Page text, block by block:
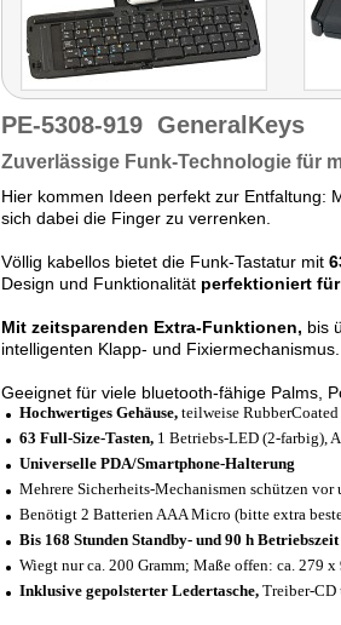
PE-5308-919 GeneralKeys
Zuverlässige Funk-Technologie für
Hier kommen Ideen perfekt zur Entfaltung:
sich dabei die Finger zu verrenken.
Völlig kabellos bietet die Funk-Tastatur mit
Design und Funktionalität perfektioniert
Mit zeitsparenden Extra-Funktionen, bis
intelligenten Klapp- und Fixiermechanismus.
Geeignet für viele bluetooth-fähige Palms,
Hochwertiges Gehäuse, teilweise RubberCoated
63 Full-Size-Tasten, 1 Betriebs-LED (2-farbig),
Universelle PDA/Smartphone-Halterung
Mehrere Sicherheits-Mechanismen schützen
Benötigt 2 Batterien AAA Micro (bitte extra
Bis 168 Stunden Standby- und 90 h Betriebszeit
Wiegt nur ca. 200 Gramm; Maße offen: ca. 279 x
Inklusive gepolsterter Ledertasche, Treiber-CD